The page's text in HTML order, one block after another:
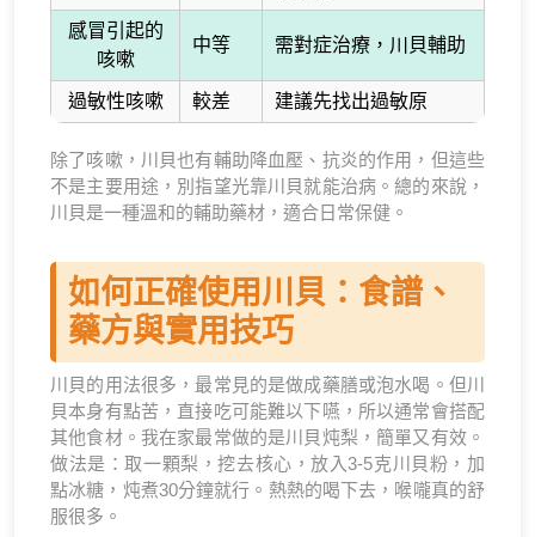
感冒引起的
咳嗽
中等 需對症治療，川貝輔助
過敏性咳嗽 較差 建議先找出過敏原
除了咳嗽，川貝也有輔助降血壓、抗炎的作用，但這些
不是主要用途，別指望光靠川貝就能治病。總的來說，
川貝是一種溫和的輔助藥材，適合日常保健。
如何正確使用川貝：食譜、
藥方與實用技巧
川貝的用法很多，最常見的是做成藥膳或泡水喝。但川
貝本身有點苦，直接吃可能難以下嚥，所以通常會搭配
其他食材。我在家最常做的是川貝炖梨，簡單又有效。
做法是：取一顆梨，挖去核心，放入3-5克川貝粉，加
點冰糖，炖煮30分鐘就行。熱熱的喝下去，喉嚨真的舒
服很多。